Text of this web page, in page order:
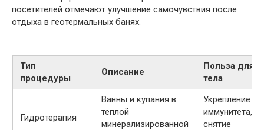
посетителей отмечают улучшение самочувствия после
отдыха в геотермальных банях.
Тип
процедуры
Описание
Польза для
тела
Гидротерапия
Ванны и купания в
теплой
минерализированной
Укрепление
иммунитета,
снятие